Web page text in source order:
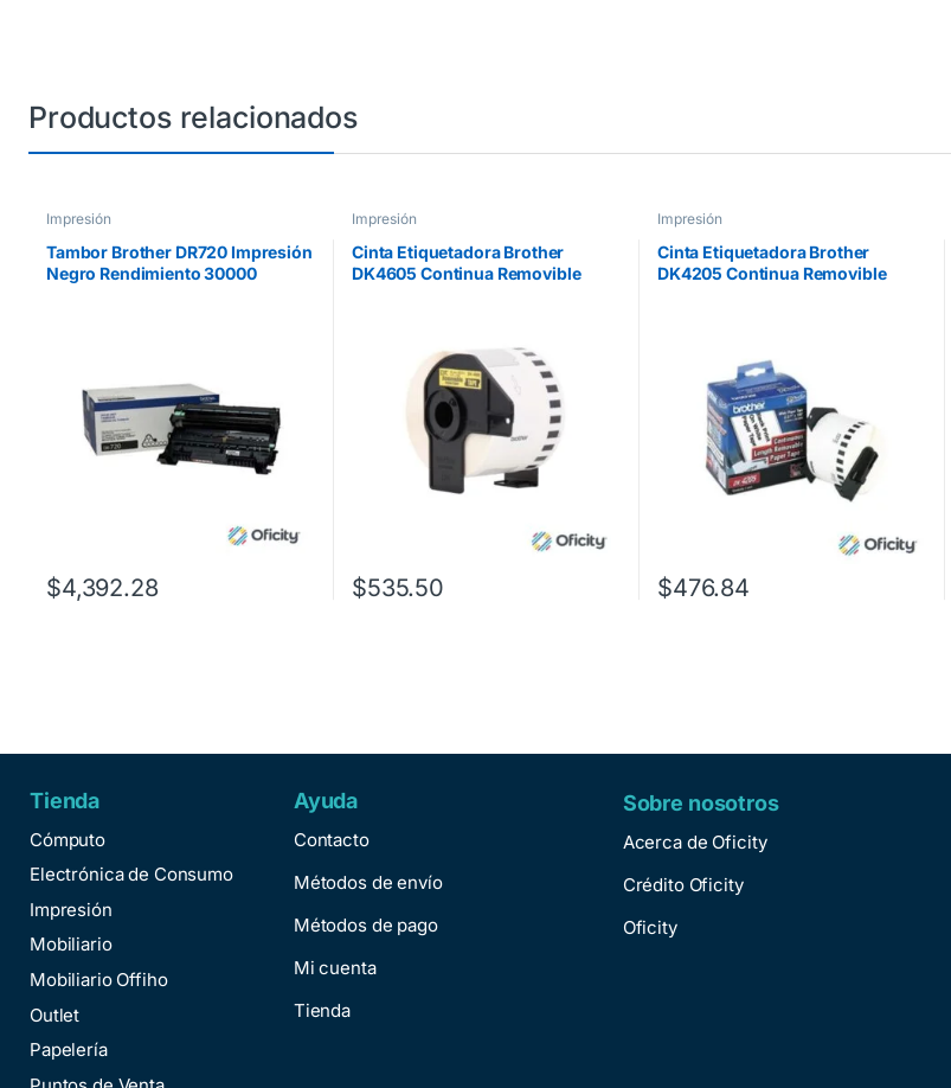
Productos relacionados
Impresión
Tambor Brother DR720 Impresión
Negro Rendimiento 30000
$4,392.28
Impresión
Cinta Etiquetadora Brother
DK4605 Continua Removible
$535.50
Impresión
Cinta Etiquetadora Brother
DK4205 Continua Removible
$476.84
Tienda
Cómputo
Electrónica de Consumo
Impresión
Mobiliario
Mobiliario Offiho
Outlet
Papelería
Ayuda
Contacto
Métodos de envío
Métodos de pago
Mi cuenta
Tienda
Sobre nosotros
Acerca de Oficity
Crédito Oficity
Oficity